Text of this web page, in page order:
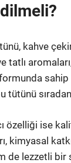
kahve
tatlı
sahip
tütünü
özelliği ise
kimyasal
de lezzetli